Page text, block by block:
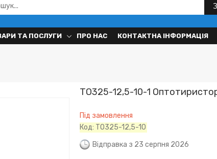
ТА ПОСЛУГИ ПРО НАС КОНТАКТНА ІНФОРМАЦІЯ
ТО325-12,5-10-1
Під замовлення
Код: ТО325-12,5-10
Відправка з 23 серпня 2026